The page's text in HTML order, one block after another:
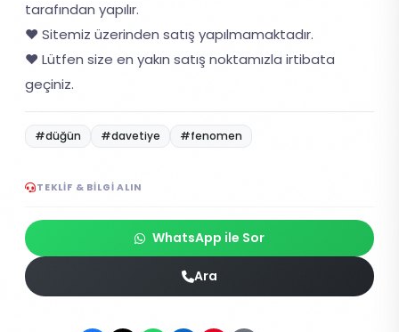
tarafından yapılır.
❤️ Sitemiz üzerinden satış yapılmamaktadır.
❤️ Lütfen size en yakın satış noktamızla irtibata
geçiniz.
#düğün #davetiye #fenomen
TEKLIF & BILGI ALIN
WhatsApp ile Sor
Ara